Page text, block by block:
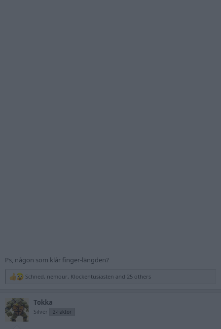
Ps, någon som klår finger-längden?
R
c
t
i
o
Schned, nemour, Klockentusiasten and 25 others
Tokka
Silver 2-Faktor